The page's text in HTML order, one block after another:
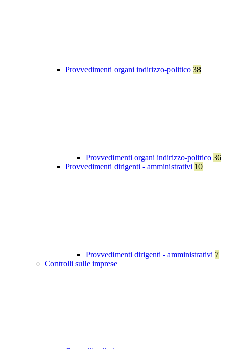
Provvedimenti organi indirizzo-politico 38
Provvedimenti organi indirizzo-politico 36
Provvedimenti dirigenti - amministrativi 10
Provvedimenti dirigenti - amministrativi 7
Controlli sulle imprese